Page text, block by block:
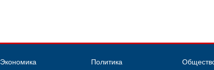
Экономика Политика